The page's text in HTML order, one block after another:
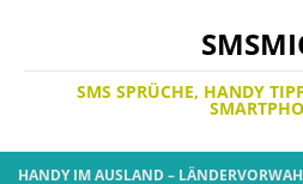
SMS SPRÜCHE, HANDY
HANDY IM AUSLAND –